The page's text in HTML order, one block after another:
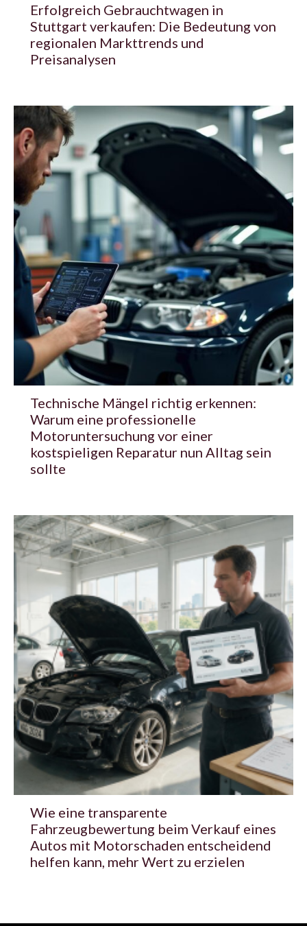
Erfolgreich Gebrauchtwagen in
Stuttgart verkaufen: Die Bedeutung von
regionalen Markttrends und
Preisanalysen
Technische Mängel richtig erkennen:
Warum eine professionelle
Motoruntersuchung vor einer
kostspieligen Reparatur nun Alltag sein
sollte
Wie eine transparente
Fahrzeugbewertung beim Verkauf eines
Autos mit Motorschaden entscheidend
helfen kann, mehr Wert zu erzielen